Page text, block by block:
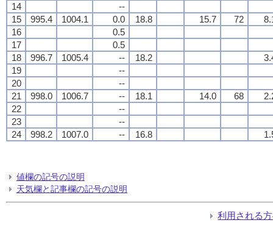
14
--
15
995.4 1004.1 0.0 18.8 15.7 72
16
0.5
17
0.5
18
996.7 1005.4 -- 18.2
19
--
20
--
21
998.0 1006.7 -- 18.1 14.0 68
22
--
23
--
24
998.2 1007.0 -- 16.8
値欄の記号の説明
天気欄と記事欄の記号の説明
利用される